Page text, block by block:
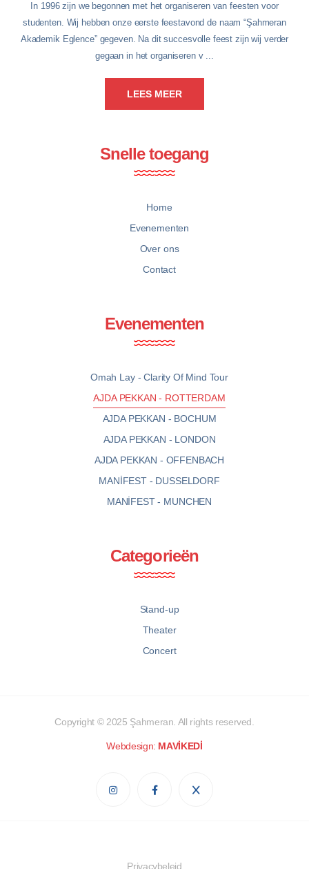
In 1996 zijn we begonnen met het organiseren van feesten voor
studenten. Wij hebben onze eerste feestavond de naam “Şahmeran
Akademik Eglence” gegeven. Na dit succesvolle feest zijn wij verder
gegaan in het organiseren v ...
LEES MEER
Snelle toegang
Home
Evenementen
Over ons
Contact
Evenementen
Omah Lay - Clarity Of Mind Tour
AJDA PEKKAN - ROTTERDAM
AJDA PEKKAN - BOCHUM
AJDA PEKKAN - LONDON
AJDA PEKKAN - OFFENBACH
MANİFEST - DUSSELDORF
MANİFEST - MUNCHEN
Categorieën
Stand-up
Theater
Concert
Copyright © 2025 Şahmeran. All rights reserved.
Webdesign: MAVİKEDİ
Privacybeleid